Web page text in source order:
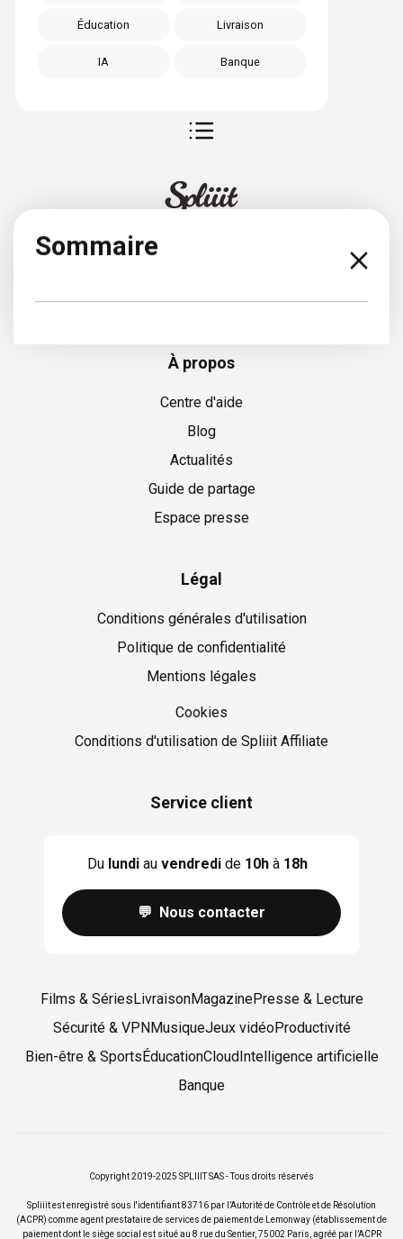
Éducation Livraison
IA Banque
Sommaire
À propos
Centre d'aide
Blog
Actualités
Guide de partage
Espace presse
Légal
Conditions générales d'utilisation
Politique de confidentialité
Mentions légales
Cookies
Cookies
Conditions d'utilisation de Spliiit Affiliate
Service client
Du lundiau vendredide 10hà 18h
💬 Nous contacter
Films & Séries LivraisonMagazinePresse & Lecture
Sécurité & VPN MusiqueJeux vidéoProductivité
Bien-être & Sports ÉducationCloud Intelligence artificielle
Banque
Copyright 2019-2025 SPLIIIT SAS - Tous droits réservés
Spliiit est enregistré sous l'identifiant 83716 par l’Autorité de Contrôle et de Résolution
(ACPR) comme agent prestataire de services de paiement de Lemonway (établissement de
paiement dont le siège social est situé au 8 rue du Sentier, 75002 Paris, agréé par l’ACPR